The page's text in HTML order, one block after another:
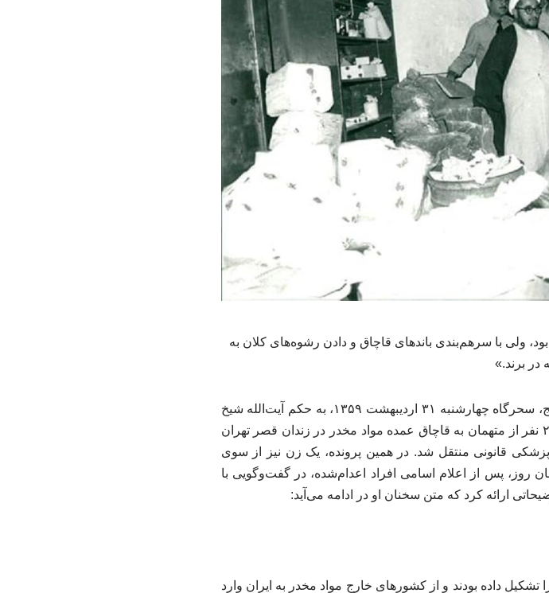
ولی با سرهم‌بندی باندهای قاچاق و دادن رشوه‌های کلان به
در برند.»
به گزارش خبرگزاری مجله سپیده سحر ویژه امام عصر عج، سحرگاه چهارشنبه ۳۱ اردیبهشت ۱۳۵۹، به حکم آیت‌الله شیخ
صادق خلخالی، ریاست وقت کمیته مبارزه با مواد مخدر، ۲۰ نفر از متهمان به قاچاق عمده مواد مخدر در زندان قصر تهران
پزشکی قانونی منتقل شد. در همین پرونده، یک زن نیز از سوی
روز، پس از اعلام اسامی افراد اعدام‌شده، در گفت‌وگویی با
ارائه کرد که متن سخنان او در ادامه می‌آید:
تشکیل داده بودند و از کشورهای خارج مواد مخدر به ایران وارد